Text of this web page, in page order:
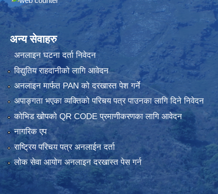
अन्य सेवाहरु
अनलाइन घटना दर्ता निवेदन
विद्युतिय राहदानीको लागि आवेदन
अनलाइन मार्फत PAN को दरखास्त पेश गर्ने
अपाङ्गता भएका व्यक्तिको परिचय पत्र पाउनका लागि दिने निवेदन
कोभिड खोपको QR CODE प्रमाणीकरणका लागि आवेदन
नागरिक एप
राष्ट्रिय परिचय पत्र अनलाईन दर्ता
लोक सेवा आयोग अनलाइन दरखास्त पेस गर्न